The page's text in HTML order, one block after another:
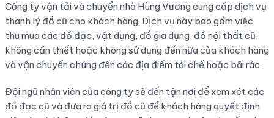
Công ty vận tải và chuyển nhà Hùng Vương cung cấp dịch vụ
thanh lý đồ cũ cho khách hàng. Dịch vụ này bao gồm việc
thu mua các đồ đạc, vật dụng, đồ gia dụng, đồ nội thất cũ,
không cần thiết hoặc không sử dụng đến nữa của khách hàng
và vận chuyển chúng đến các địa điểm tái chế hoặc bãi rác.
Đội ngũ nhân viên của công ty sẽ đến tận nơi để xem xét các
đồ đạc cũ và đưa ra giá trị đồ cũ để khách hàng quyết định